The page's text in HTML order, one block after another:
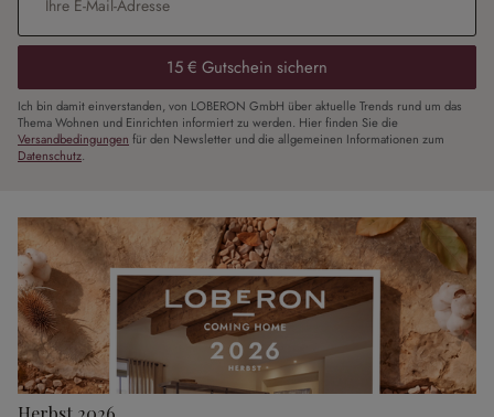
15 € Gutschein sichern
Ich bin damit einverstanden, von LOBERON GmbH über aktuelle Trends rund um das
Thema Wohnen und Einrichten informiert zu werden. Hier finden Sie die
Versandbedingungen für den Newsletter und die allgemeinen Informationen zum
Datenschutz.